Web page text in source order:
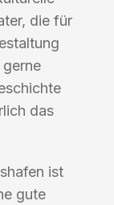
die für
das
ist
gute